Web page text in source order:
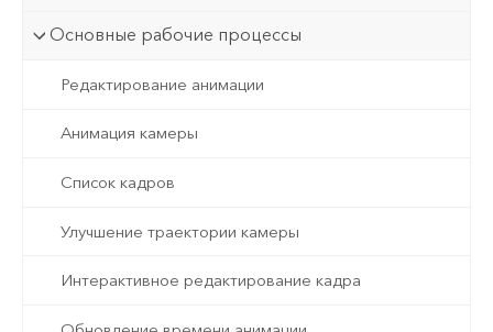
Основные рабочие процессы
Редактирование анимации
Анимация камеры
Список кадров
Улучшение траектории камеры
Интерактивное редактирование кадра